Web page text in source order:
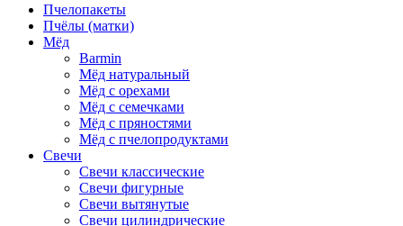
Пчелопакеты
Пчёлы (матки)
Мёд
Barmin
Мёд натуральный
Мёд с орехами
Мёд с семечками
Мёд с пряностями
Мёд с пчелопродуктами
Свечи
Свечи классические
Свечи фигурные
Свечи вытянутые
Свечи цилиндрические